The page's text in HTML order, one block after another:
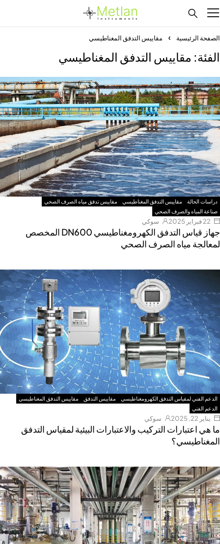
الصفحة الرئيسية مقاييس التدفق المغناطيسي
الفئة: مقاييس التدفق المغناطيسي
دراسات الحالة مقاييس التدفق المغناطيسي
مقاييس تدفق مياه الصرف الصحي
صناعة المياه والصرف الصحي
سوكي
جهاز قياس التدفق الكهرومغناطيسي DN600 المخصص
لمعالجة مياه الصرف الصحي
الدعم الفني لمقياس التدفق الكهرومغناطيسي مقاييس التدفق
مقاييس التدفق المغناطيسي
الدعم الفني
يناير 22, 2025 سوكي
ما هي اعتبارات التركيب والاعتبارات البيئية لمقياس التدفق
المغناطيسي؟